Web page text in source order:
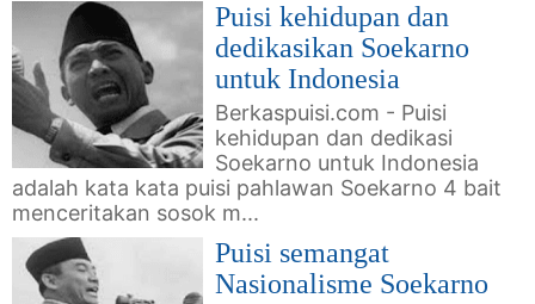
Puisi kehidupan dan
dedikasikan Soekarno
untuk Indonesia
Berkaspuisi.com - Puisi
kehidupan dan dedikasi
Soekarno untuk Indonesia
adalah kata kata puisi pahlawan Soekarno 4 bait
menceritakan sosok m...
Puisi semangat
Nasionalisme Soekarno